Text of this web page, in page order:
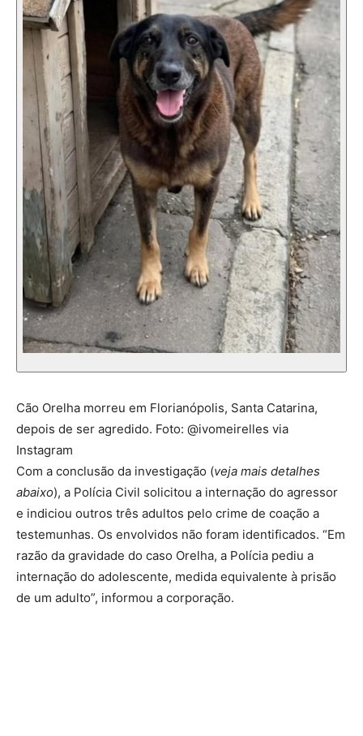
Cão Orelha morreu em Florianópolis, Santa Catarina,
depois de ser agredido. Foto: @ivomeirelles via
Instagram
Com a conclusão da investigação (veja mais detalhes
abaixo), a Polícia Civil solicitou a internação do agressor
e indiciou outros três adultos pelo crime de coação a
testemunhas. Os envolvidos não foram identificados. “Em
razão da gravidade do caso Orelha, a Polícia pediu a
internação do adolescente, medida equivalente à prisão
de um adulto”, informou a corporação.